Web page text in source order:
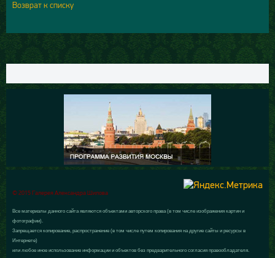
Возврат к списку
© 2015 Галерея Александра Шилова
Все материалы данного сайта являются объектами авторского права (в том числе изображения картин и
фотографии).
Запрещается копирование, распространение (в том числе путем копирования на другие сайты и ресурсы в
Интернете)
или любое иное использование информации и объектов без предварительного согласия правообладателя.